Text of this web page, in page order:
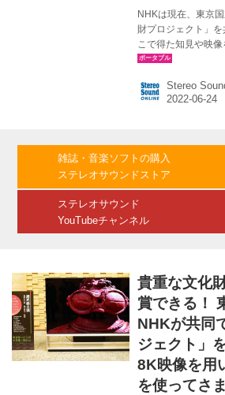
NHKは現在、東京
財プロジェクト」
こで得た知見や映
化財」として放送し
舞」の試写会が同
間国宝でもある能
若家に伝わってきた
来は何も残されてお
Stereo
雑誌・音楽ソフトの購入
ステレオサウンドストア
ステレオサウンド
YouTubeチャンネル
貴重な文化
賞できる！
NHKが共同
ジェクト」
8K映像を用
を使ってさ